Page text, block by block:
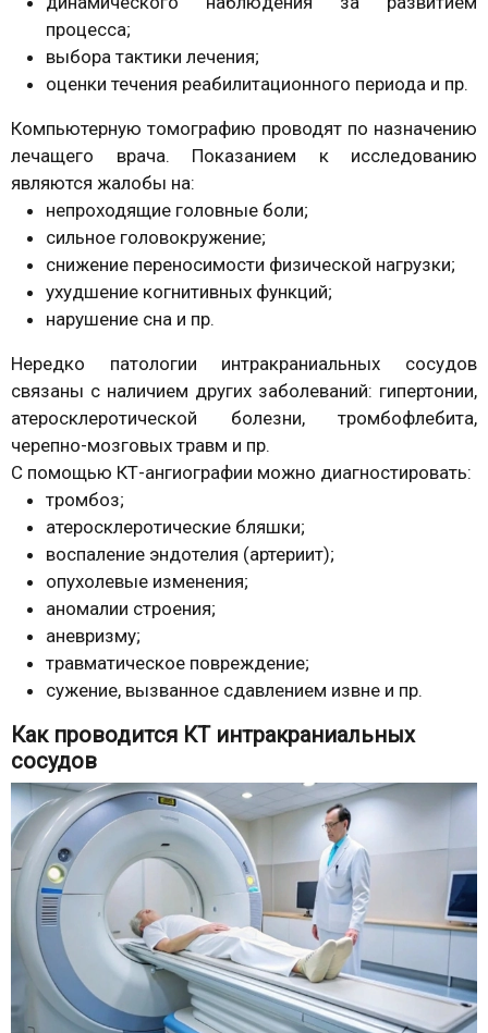
процесса;
выбора тактики лечения;
оценки течения реабилитационного периода и пр.
Компьютерную томографию проводят по назначению
лечащего врача. Показанием к исследованию
являются жалобы на:
непроходящие головные боли;
сильное головокружение;
снижение переносимости физической нагрузки;
ухудшение когнитивных функций;
нарушение сна и пр.
Нередко патологии интракраниальных сосудов
связаны с наличием других заболеваний: гипертонии,
атеросклеротической болезни, тромбофлебита,
черепно-мозговых травм и пр.
С помощью КТ-ангиографии можно диагностировать:
тромбоз;
атеросклеротические бляшки;
воспаление эндотелия (артериит);
опухолевые изменения;
аномалии строения;
аневризму;
травматическое повреждение;
сужение, вызванное сдавлением извне и пр.
Как проводится КТ интракраниальных
сосудов